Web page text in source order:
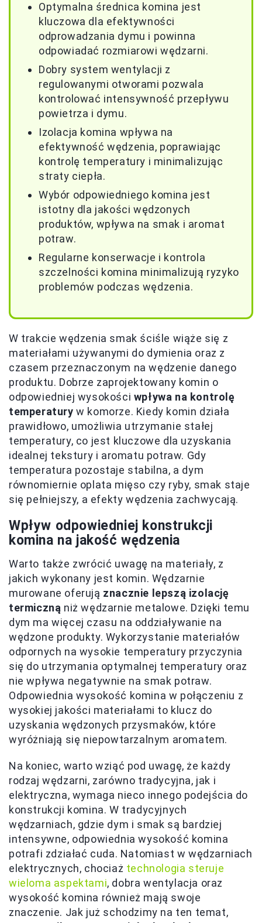
Optymalna średnica komina jest
kluczowa dla efektywności
odprowadzania dymu i powinna
odpowiadać rozmiarowi wędzarni.
Dobry system wentylacji z
regulowanymi otworami pozwala
kontrolować intensywność przepływu
powietrza i dymu.
Izolacja komina wpływa na
efektywność wędzenia, poprawiając
kontrolę temperatury i minimalizując
straty ciepła.
Wybór odpowiedniego komina jest
istotny dla jakości wędzonych
produktów, wpływa na smak i aromat
potraw.
Regularne konserwacje i kontrola
szczelności komina minimalizują ryzyko
problemów podczas wędzenia.
W trakcie wędzenia smak ściśle wiąże się z
materiałami używanymi do dymienia oraz z
czasem przeznaczonym na wędzenie danego
produktu. Dobrze zaprojektowany komin o
odpowiedniej wysokości wpływa na kontrolę
temperatury w komorze. Kiedy komin działa
prawidłowo, umożliwia utrzymanie stałej
temperatury, co jest kluczowe dla uzyskania
idealnej tekstury i aromatu potraw. Gdy
temperatura pozostaje stabilna, a dym
równomiernie oplata mięso czy ryby, smak staje
się pełniejszy, a efekty wędzenia zachwycają.
Wpływ odpowiedniej konstrukcji
komina na jakość wędzenia
Warto także zwrócić uwagę na materiały, z
jakich wykonany jest komin. Wędzarnie
murowane oferują znacznie lepszą izolację
termiczną niż wędzarnie metalowe. Dzięki temu
dym ma więcej czasu na oddziaływanie na
wędzone produkty. Wykorzystanie materiałów
odpornych na wysokie temperatury przyczynia
się do utrzymania optymalnej temperatury oraz
nie wpływa negatywnie na smak potraw.
Odpowiednia wysokość komina w połączeniu z
wysokiej jakości materiałami to klucz do
uzyskania wędzonych przysmaków, które
wyróżniają się niepowtarzalnym aromatem.
Na koniec, warto wziąć pod uwagę, że każdy
rodzaj wędzarni, zarówno tradycyjna, jak i
elektryczna, wymaga nieco innego podejścia do
konstrukcji komina. W tradycyjnych
wędzarniach, gdzie dym i smak są bardziej
intensywne, odpowiednia wysokość komina
potrafi zdziałać cuda. Natomiast w wędzarniach
elektrycznych, chociaż technologia steruje
wieloma aspektami, dobra wentylacja oraz
wysokość komina również mają swoje
znaczenie. Jak już schodzimy na ten temat,